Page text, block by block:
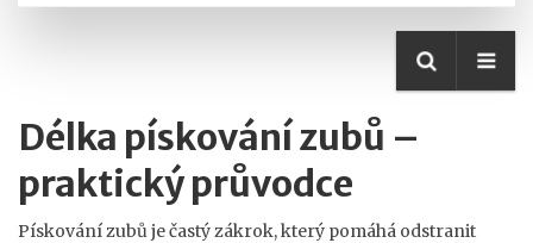
Délka pískování zubů –
praktický průvodce
Pískování zubů je častý zákrok, který pomáhá odstranit